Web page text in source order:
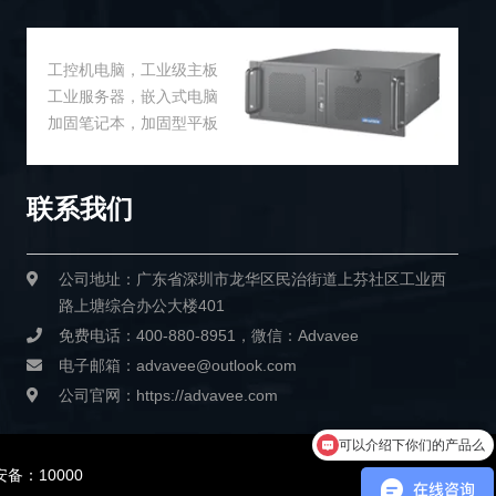
工控机电脑，工业级主板
工业服务器，嵌入式电脑
加固笔记本，加固型平板
联系我们
公司地址：广东省深圳市龙华区民治街道上芬社区工业西
路上塘综合办公大楼401
免费电话：400-880-8951，微信：Advavee
电子邮箱：advavee@outlook.com
公司官网：https://advavee.com
备：10000
你们是怎么收费的呢